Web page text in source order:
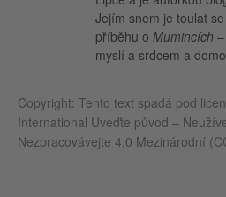
Jejím snem je toulat
příběhu o Mumincích
myslí a srdcem a
Copyright: Tento text spadá pod
International Uveďte původ –
Nezpracovávejte 4.0 Mezinárodní (